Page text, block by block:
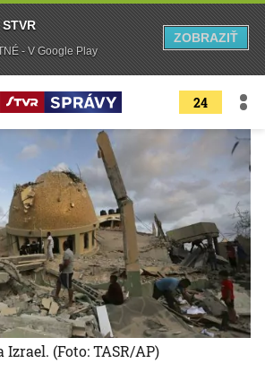
24
Izrael. (Foto: TASR/AP)
- V Google Play
ZOBRAZIŤ